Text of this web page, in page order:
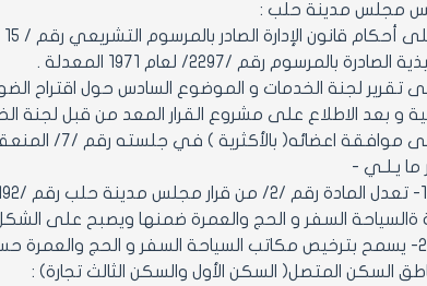
مجلس مدينة حلب :
الصادرة بالمرسوم رقم /2297/ لعام 1971 المعدلة .
تقرير لجنة الخدمات و الموضوع السادس حول اقتراح
و بعد الاطلاع على مشروع القرار المعد من قبل لجنة
اعضائه( بالأكثرية ) في جلسته رقم /7/ المنعقدة تاريخ 31/5/2011 م من دورته العادية الثالثة .
ما يـلـي -
السفر و الحج والعمرة ضمنها ويصبح على الشكل
السكن المتصل( السكن الأول والسكن الثالث تجارة) :